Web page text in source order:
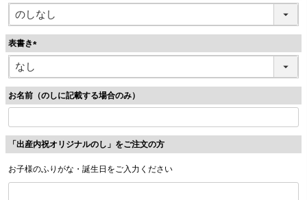
(
表書き
(
必
お名前（のしに記載する場合のみ）
「出産内祝オリジナルのし」をご注文の方
お子様のふりがな・誕生日をご入力ください